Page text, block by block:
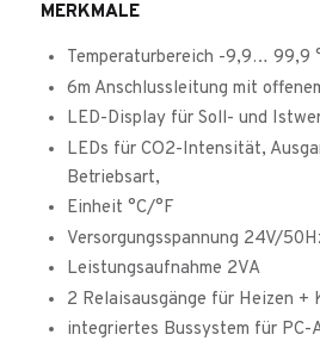
MERKMALE
Temperaturbereich -9,9… 99,9
6m Anschlussleitung mit
LED-Display für Soll- und
LEDs für CO2-Intensität,
Betriebsart,
Einheit °C/°F
Versorgungsspannung 24V/
Leistungsaufnahme 2VA
2 Relaisausgänge für Heizen +
integriertes Bussystem für PC-